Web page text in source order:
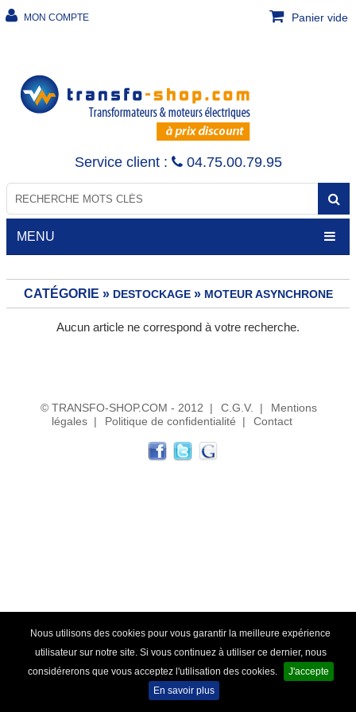
Nous utilisons des cookies pour vous garantir la meilleure expérience
utilisateur sur notre site. Si vous continuez à utiliser ce dernier, nous
considérerons que vous acceptez l'utilisation des cookies.
J'accepte
En savoir plus
MON COMPTE
Service client : 04.75.00.79.95
MENU
TRANSFORMATEURS
Transfo de sécurité 24 ou 48 V
Transfo torique d'éclairage
Transfo d'enseigne néon
CATÉGORIE » DESTOCKAGE» MOTEUR ASYNCHRONE
Aucun article ne correspond à votre recherche.
© TRANSFO-SHOP.COM - 2012 | C.G.V. |
Mentions
légales | Politique de confidentialité | Contact
Panier vide